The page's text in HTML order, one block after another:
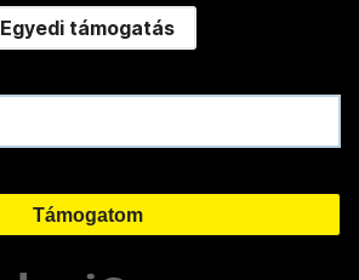
Egyedi támogatás